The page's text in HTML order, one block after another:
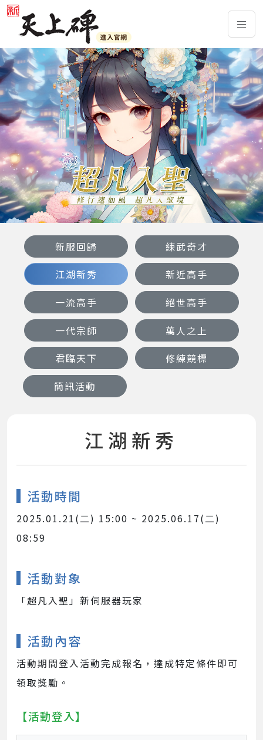
新服回歸
練武奇才
江湖新秀
新近高手
一流高手
絕世高手
一代宗師
萬人之上
君臨天下
修練競標
簡訊活動
江湖新秀
活動時間
2025.01.21(二) 15:00 ~ 2025.06.17(二)
08:59
活動對象
「超凡入聖」新伺服器玩家
活動內容
活動期間登入活動完成報名，達成特定條件即可
領取獎勵。
【活動登入】